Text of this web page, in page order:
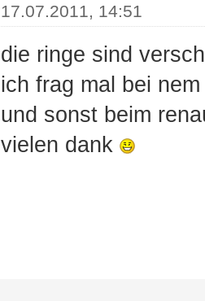
17.07.2011, 14:51
die ringe sind
ich frag mal bei
und sonst beim
vielen dank